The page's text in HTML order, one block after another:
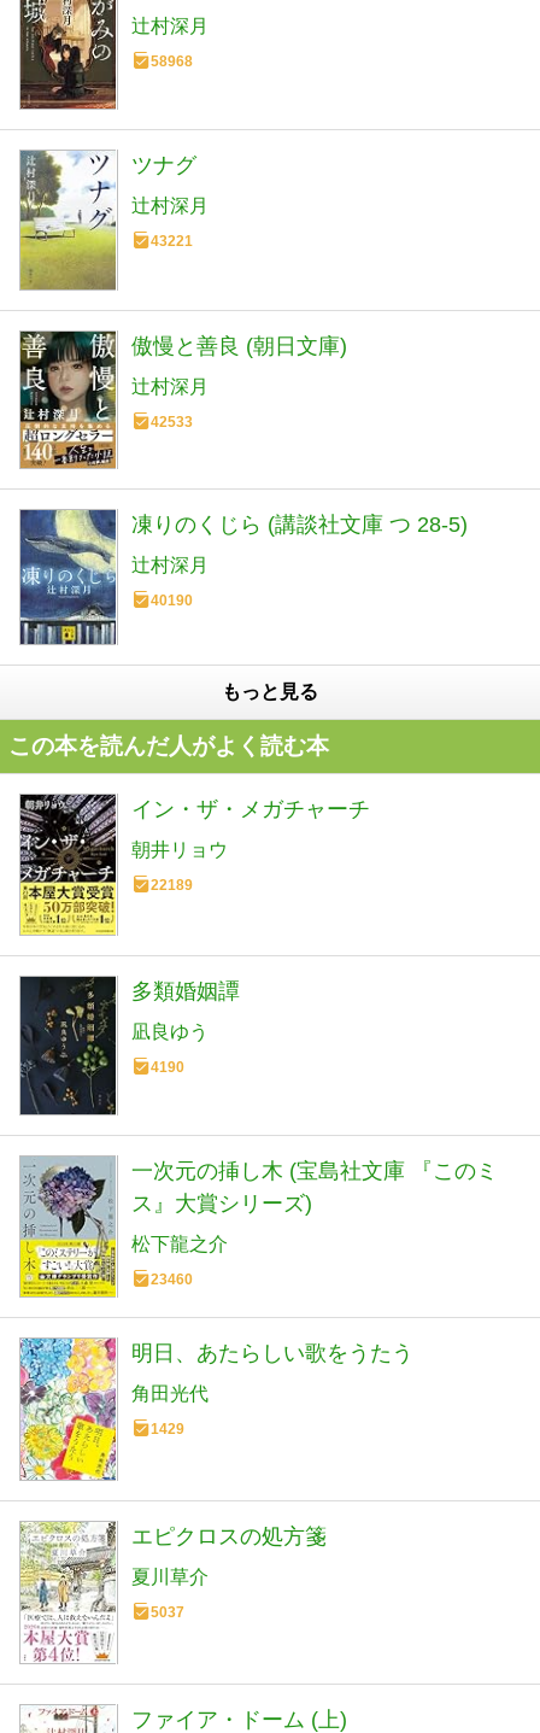
辻村深月
58968
ツナグ
辻村深月
43221
傲慢と善良 (朝日文庫)
辻村深月
42533
凍りのくじら (講談社文庫 つ 28-5)
辻村深月
40190
もっと見る
この本を読んだ人がよく読む本
イン・ザ・メガチャーチ
朝井リョウ
22189
多類婚姻譚
凪良ゆう
4190
一次元の挿し木 (宝島社文庫 『このミ
ス』大賞シリーズ)
松下龍之介
23460
明日、あたらしい歌をうたう
角田光代
1429
エピクロスの処方箋
夏川草介
5037
ファイア・ドーム (上)